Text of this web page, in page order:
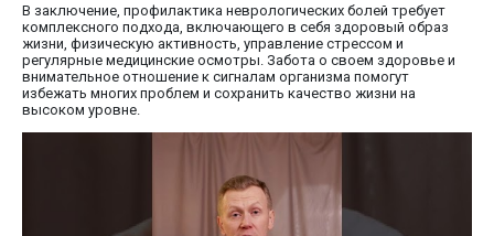
В заключение, профилактика неврологических болей требует
комплексного подхода, включающего в себя здоровый образ
жизни, физическую активность, управление стрессом и
регулярные медицинские осмотры. Забота о своем здоровье и
внимательное отношение к сигналам организма помогут
избежать многих проблем и сохранить качество жизни на
высоком уровне.